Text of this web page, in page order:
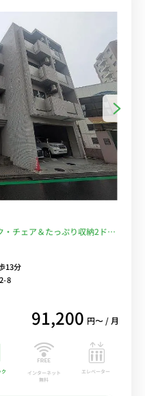
・チェア＆たっぷり収納2ドア
Fi格安レンタル中！
13分
8
91,200 円〜 / 月
インターネット
無料
エレベーター